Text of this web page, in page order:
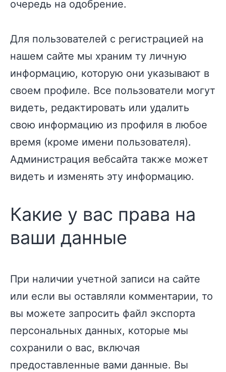
очередь на одобрение.
Для пользователей с регистрацией на
нашем сайте мы храним ту личную
информацию, которую они указывают в
своем профиле. Все пользователи могут
видеть, редактировать или удалить
свою информацию из профиля в любое
время (кроме имени пользователя).
Администрация вебсайта также может
видеть и изменять эту информацию.
Какие у вас права на
ваши данные
При наличии учетной записи на сайте
или если вы оставляли комментарии, то
вы можете запросить файл экспорта
персональных данных, которые мы
сохранили о вас, включая
предоставленные вами данные. Вы